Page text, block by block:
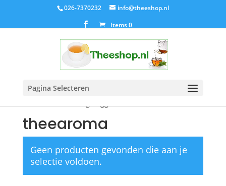
026-7370232
info@theeshop.nl
Items 0
Pagina Selecteren
theearoma
Geen producten gevonden die aan je
selectie voldoen.